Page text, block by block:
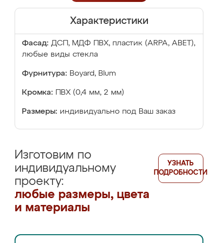
Характеристики
Фасад: ДСП, МДФ ПВХ, пластик (ARPA, ABET),
любые виды стекла
Фурнитура: Boyard, Blum
Кромка: ПВХ (0,4 мм, 2 мм)
Размеры: индивидуально под Ваш заказ
Изготовим по
индивидуальному
проекту:
любые размеры, цвета
и материалы
УЗНАТЬ
ПОДРОБНОСТИ